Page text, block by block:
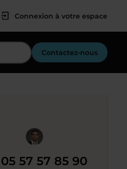
Connexion à votre espace
Contactez-nous
05 57 57 85 90